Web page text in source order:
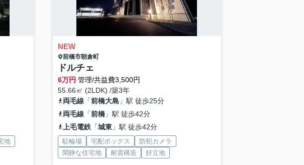
地
NEW
前橋市朝倉町
ドルチェ
6万円 管理/共益費3,500円
55.66㎡ (2LDK) /築3年
両毛線「前橋大島 」駅 徒歩25分
両毛線「前橋」駅 徒歩42分
上毛電鉄「城東」駅 徒歩42分
駐輪場 宅配ボックス
防犯カメラ
閑静な住宅地
耐震構造 好立地